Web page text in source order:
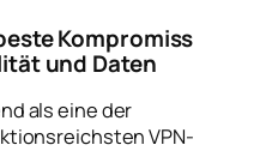
Kompromiss
und Daten
als eine der
VPN-